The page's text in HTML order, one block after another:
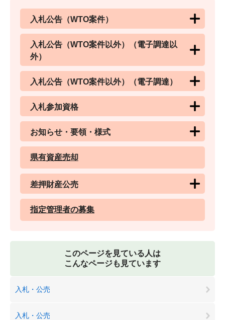
入札公告（WTO案件）
入札公告（WTO案件以外）（電子調達以
外）
入札公告（WTO案件以外）（電子調達）
入札参加資格
お知らせ・要領・様式
県有資産売却
差押財産公売
指定管理者の募集
このページを見ている人は
こんなページも見ています
入札・公売
入札・公売